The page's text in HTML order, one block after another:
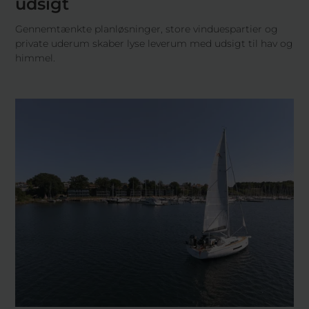
Gennemtænkte planløsninger, store vinduespartier og
private uderum skaber lyse leverum med udsigt til hav og
himmel.